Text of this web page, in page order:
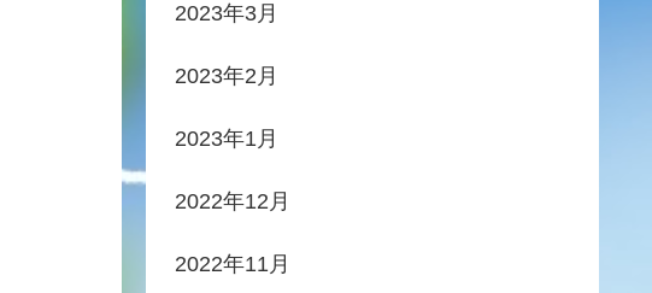
2023年3月
2023年2月
2023年1月
2022年12月
2022年11月